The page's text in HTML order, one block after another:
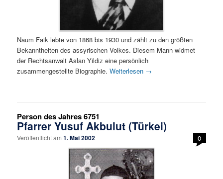
Naum Faik lebte von 1868 bis 1930 und zählt zu den größten
Bekanntheiten des assyrischen Volkes. Diesem Mann widmet
der Rechtsanwalt Aslan Yildiz eine persönlich
zusammengestellte Biographie.Weiterlesen →
Person des Jahres 6751
Pfarrer Yusuf Akbulut (Türkei)
Veröffentlicht am1. Mai 2002 0